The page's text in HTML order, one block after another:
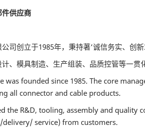
供应商
司创立于1985年，秉持著‘诚信务实、创
、模具制造、生产组装、品质控管等一
was founded since 1985. The core
all connector and cable products.
the R&D, tooling, assembly and quality
service) from customers.